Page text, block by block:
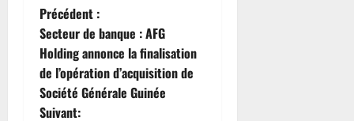
N
a
v
Précédent :
Secteur de banque : AFG
Holding annonce la finalisation
de l’opération d’acquisition de
Société Générale Guinée
Suivant: